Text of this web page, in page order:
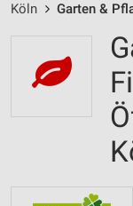
Köln Garten &